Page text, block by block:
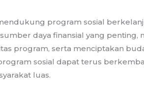
program sosial
daya finansial yang penting,
program, serta menciptakan
sosial dapat terus
luas.